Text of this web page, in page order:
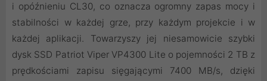
i opóźnieniu CL30, co oznacza ogromny zapas mocy i
stabilności w każdej grze, przy każdym projekcie i w
każdej aplikacji. Towarzyszy jej niesamowicie szybki
dysk SSD Patriot Viper VP4300 Lite o pojemności 2 TB z
prędkościami zapisu sięgającymi 7400 MB/s, dzięki